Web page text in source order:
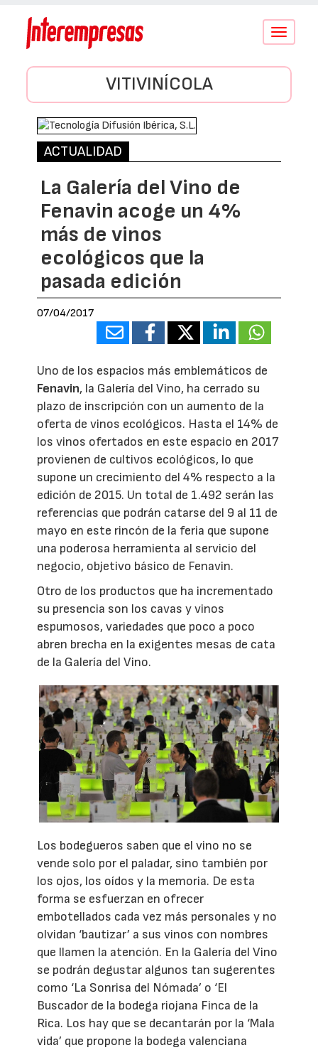
Conmutar
VITIVINÍCOLA
ACTUALIDAD
La Galería del Vino de
Fenavin acoge un 4%
más de vinos
ecológicos que la
pasada edición
07/04/2017
Uno de los espacios más emblemáticos de
Fenavin, la Galería del Vino, ha cerrado su
plazo de inscripción con un aumento de la
oferta de vinos ecológicos. Hasta el 14% de
los vinos ofertados en este espacio en 2017
provienen de cultivos ecológicos, lo que
supone un crecimiento del 4% respecto a la
edición de 2015. Un total de 1.492 serán las
referencias que podrán catarse del 9 al 11 de
mayo en este rincón de la feria que supone
una poderosa herramienta al servicio del
negocio, objetivo básico de Fenavin.
Otro de los productos que ha incrementado
su presencia son los cavas y vinos
espumosos, variedades que poco a poco
abren brecha en la exigentes mesas de cata
de la Galería del Vino.
Los bodegueros saben que el vino no se
vende solo por el paladar, sino también por
los ojos, los oídos y la memoria. De esta
forma se esfuerzan en ofrecer
embotellados cada vez más personales y no
olvidan ‘bautizar’ a sus vinos con nombres
que llamen la atención. En la Galería del Vino
se podrán degustar algunos tan sugerentes
como ‘La Sonrisa del Nómada’ o ‘El
Buscador de la bodega riojana Finca de la
Rica. Los hay que se decantarán por la ‘Mala
vida’ que propone la bodega valenciana